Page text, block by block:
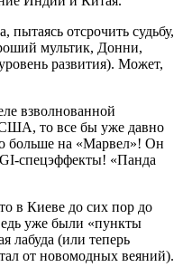
пытаясь отсрочить судьбу,
мультик, Донни,
развития). Может,
взволнованной
то все бы уже давно
больше на «Марвел»! Он
спецэффекты! «Панда
в Киеве до сих пор до
уже были «пункты
лабуда (или теперь
от новомодных веяний).